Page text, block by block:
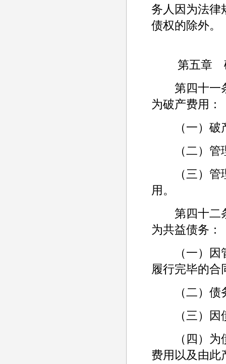
务人因为法律
债权的除外。
第五章 破
第四十一条
为破产费用：
（一）破
（二）管理
（三）管理
用。
第四十二条
为共益债务：
（一）因管
履行完毕的合
（二）债务
（三）因债
（四）为债
费用以及由此